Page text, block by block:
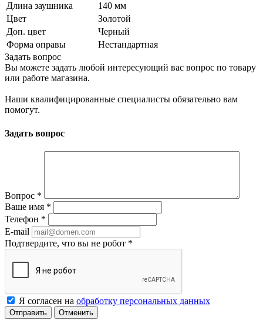
Длина заушника
140 мм
Цвет
Золотой
Доп. цвет
Черный
Форма оправы
Нестандартная
Задать вопрос
Вы можете задать любой интересующий вас вопрос по товару
или работе магазина.
Наши квалифицированные специалисты обязательно вам
помогут.
Задать вопрос
Вопрос *
Ваше имя *
Телефон *
E-mail
Подтвердите, что вы не робот *
Я согласен на обработку персональных данных
Отменить